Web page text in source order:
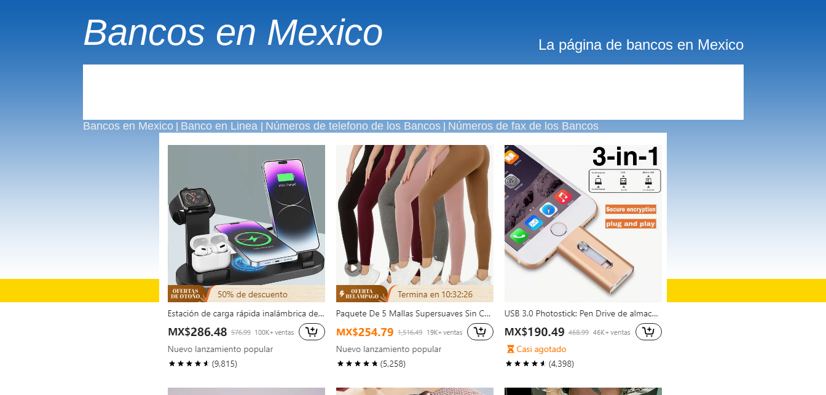
Bancos en Mexico La página de bancos en Mexico
Bancos en Mexico| Banco en Linea Números de telefono de los Bancos| Números de fax de los Bancos